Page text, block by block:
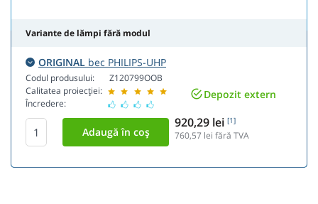
Variante de lămpi fără modul
ORIGINAL bec PHILIPS-UHP
Codul produsului:
Calitatea proiecției:
Încredere:
Z120799OOB
Depozit extern
920,29 lei [1]
760,57 lei fără TVA